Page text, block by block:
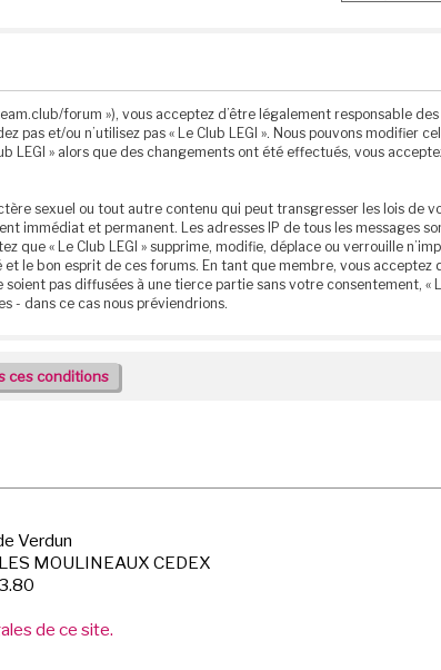
forum »), vous acceptez d’être légalement responsable
pas et/ou n’utilisez pas « Le Club LEGI ». Nous pouvons modifier
LEGI » alors que des changements ont été effectués, vous
sexuel ou tout autre contenu qui peut transgresser les lois de
immédiat et permanent. Les adresses IP de tous les messages
« Le Club LEGI » supprime, modifie, déplace ou verrouille
le bon esprit de ces forums. En tant que membre, vous acceptez
pas diffusées à une tierce partie sans votre consentement, «
- dans ce cas nous préviendrions.
Verdun
MOULINEAUX CEDEX
de ce site.